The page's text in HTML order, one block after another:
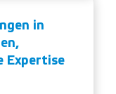
in
Expertise